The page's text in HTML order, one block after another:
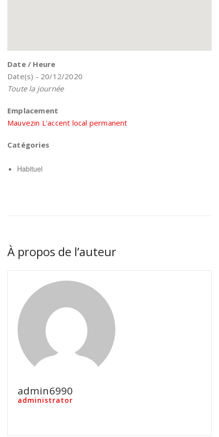
Date / Heure
Date(s) - 20/12/2020
Toute la journée
Emplacement
Mauvezin L'accent local permanent
Catégories
Habituel
À propos de l’auteur
admin6990
administrator